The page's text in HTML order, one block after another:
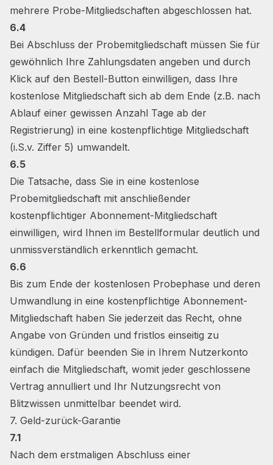
mehrere Probe-Mitgliedschaften abgeschlossen hat.
6.4
Bei Abschluss der Probemitgliedschaft müssen Sie für
gewöhnlich Ihre Zahlungsdaten angeben und durch
Klick auf den Bestell-Button einwilligen, dass Ihre
kostenlose Mitgliedschaft sich ab dem Ende (z.B. nach
Ablauf einer gewissen Anzahl Tage ab der
Registrierung) in eine kostenpflichtige Mitgliedschaft
(i.S.v. Ziffer 5) umwandelt.
6.5
Die Tatsache, dass Sie in eine kostenlose
Probemitgliedschaft mit anschließender
kostenpflichtiger Abonnement-Mitgliedschaft
einwilligen, wird Ihnen im Bestellformular deutlich und
unmissverständlich erkenntlich gemacht.
6.6
Bis zum Ende der kostenlosen Probephase und deren
Umwandlung in eine kostenpflichtige Abonnement-
Mitgliedschaft haben Sie jederzeit das Recht, ohne
Angabe von Gründen und fristlos einseitig zu
kündigen. Dafür beenden Sie in Ihrem Nutzerkonto
einfach die Mitgliedschaft, womit jeder geschlossene
Vertrag annulliert und Ihr Nutzungsrecht von
Blitzwissen unmittelbar beendet wird.
7. Geld-zurück-Garantie
7.1
Nach dem erstmaligen Abschluss einer